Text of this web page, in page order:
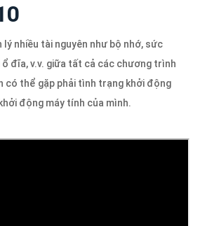
lý nhiều tài nguyên như bộ nhớ, sức
ổ đĩa, v.v. giữa tất cả các chương trình
có thể gặp phải tình trạng khởi động
động máy tính của mình.